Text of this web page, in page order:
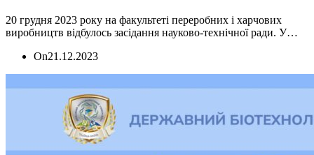
20 грудня 2023 року на факультеті переробних і харчових
виробництв відбулось засідання науково-технічної ради. У…
On21.12.2023